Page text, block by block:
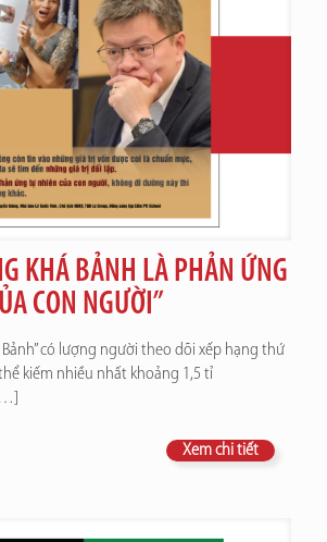
KHÁ BẢNH LÀ PHẢN ỨNG
CON NGƯỜI”
Bảnh” có lượng người theo dõi xếp hạng thứ
kiếm nhiều nhất khoảng 1,5 tỉ
Xem chi tiết